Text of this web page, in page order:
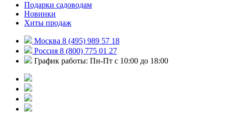
Подарки садоводам
Новинки
Хиты продаж
Москва 8 (495) 989 57 18
Россия 8 (800) 775 01 27
График работы: Пн-Пт с 10:00 до 18:00